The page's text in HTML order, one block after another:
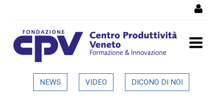
Aziende orafe “a caccia” di
NEWS VIDEO DICONO DI NOI